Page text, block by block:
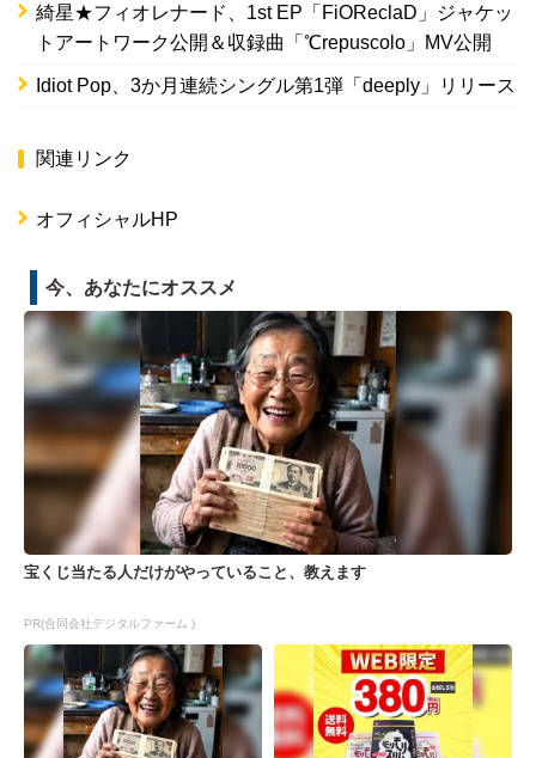
綺星★フィオレナード、1st EP「FiOReclaD」ジャケッ
トアートワーク公開＆収録曲「℃repuscolo」MV公開
Idiot Pop、3か月連続シングル第1弾「deeply」リリース
関連リンク
オフィシャルHP
今、あなたにオススメ
宝くじ当たる人だけがやっていること、教えます
PR(合同会社デジタルファーム )